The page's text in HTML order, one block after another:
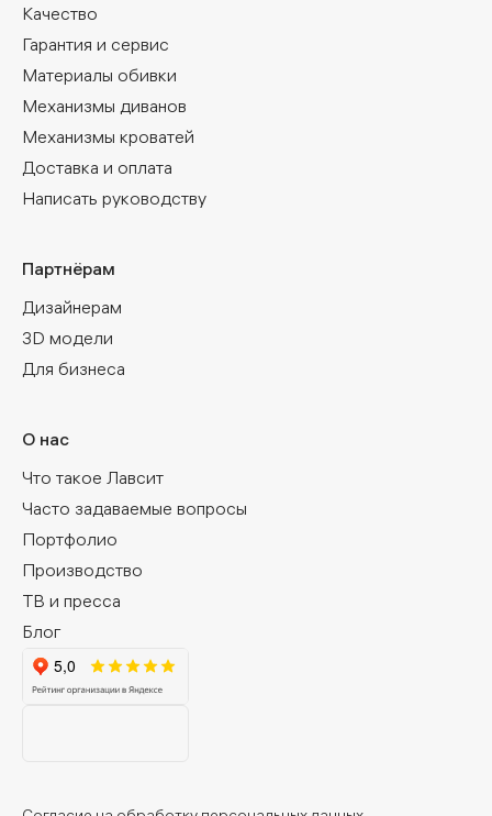
Качество
Гарантия и сервис
Материалы обивки
Механизмы диванов
Механизмы кроватей
Доставка и оплата
Написать руководству
Партнёрам
Дизайнерам
3D модели
Для бизнеса
О нас
Что такое Лавсит
Часто задаваемые вопросы
Портфолио
Производство
ТВ и пресса
Блог